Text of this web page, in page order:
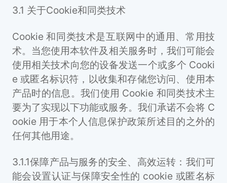
3.1 关于Cookie和同类技术
Cookie 和同类技术是互联网中的通用、常用技
术。当您使用本软件及相关服务时，我们可能会
使用相关技术向您的设备发送一个或多个 Cooki
e 或匿名标识符，以收集和存储您访问、使用本
产品时的信息。我们使用 Cookie 和同类技术主
要为了实现以下功能或服务。我们承诺不会将 C
ookie 用于本个人信息保护政策所述目的之外的
任何其他用途。
3.1.1保障产品与服务的安全、高效运转：我们可
能会设置认证与保障安全性的 cookie 或匿名标